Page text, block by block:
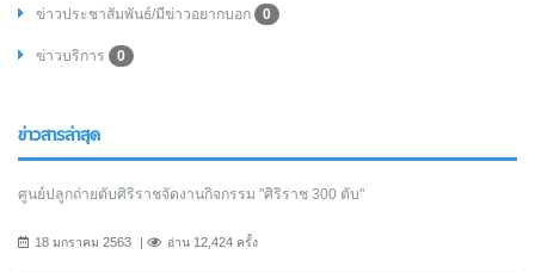
ข่าวประชาสัมพันธ์/มีข่าวอยากบอก 0
ข่าวบริการ 0
ข่าวสารล่าสุด
ศูนย์ปลูกถ่ายตับศิริราชจัดงานกิจกรรม "ศิริราช 300 ตับ"
18 มกราคม 2563 อ่าน 12,424 ครั้ง